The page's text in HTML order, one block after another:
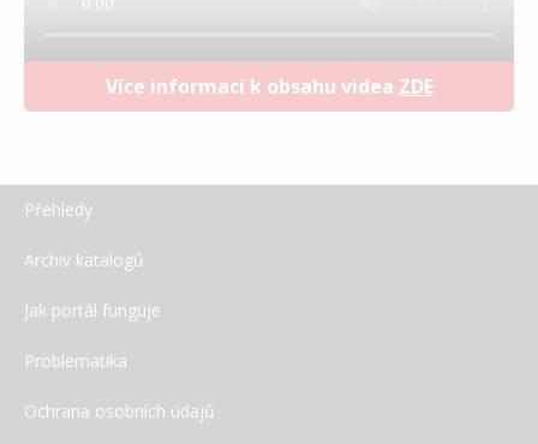
Více informací k obsahu videa ZDE
Přehledy
Archiv katalogů
Jak portál funguje
Problematika
Ochrana osobních údajů